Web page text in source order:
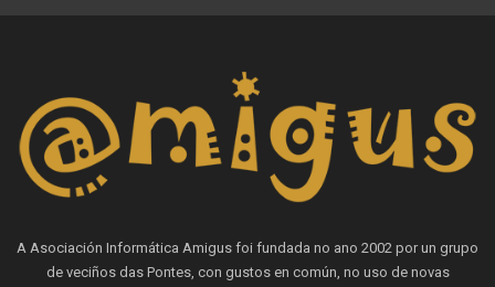
A Asociación Informática Amigus foi fundada no ano 2002 por un grupo
de veciños das Pontes, con gustos en común, no uso de novas